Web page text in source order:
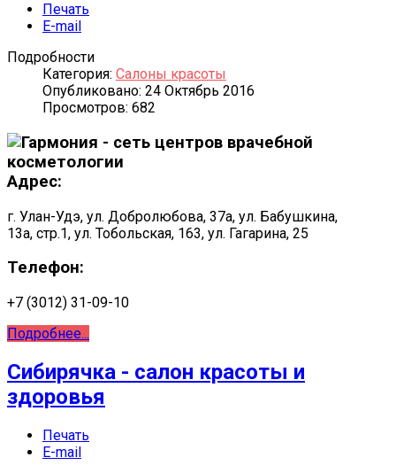
Печать
E-mail
Подробности
Категория: Салоны красоты
Опубликовано: 24 Октябрь 2016
Просмотров: 682
Адрес:
г. Улан-Удэ, ул. Добролюбова, 37а, ул. Бабушкина,
13а, стр.1, ул. Тобольская, 163, ул. Гагарина, 25
Телефон:
+7 (3012) 31-09-10
Подробнее...
Сибирячка - салон красоты и
здоровья
Печать
E-mail